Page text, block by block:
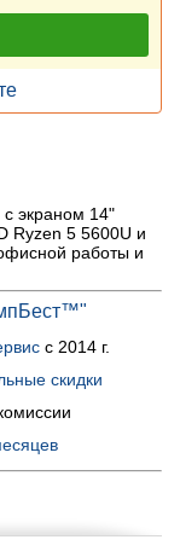
с экраном 14"
Ryzen 5 5600U и
работы и
с 2014 г.
скидки
матрицы):